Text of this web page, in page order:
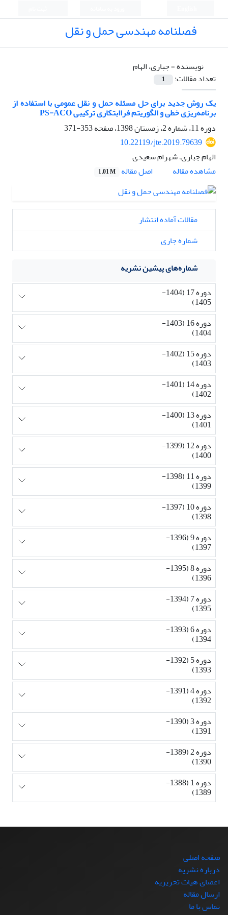
فصلنامه مهندسی حمل و نقل
نویسنده =جباری، الهام
تعداد مقالات:
1
یک روش جدید برای حل مسئله حمل و نقل عمومی با استفاده از
برنامه‌ریزی خطی و الگوریتم فراابتکاری ترکیبی PS-ACO
دوره 11، شماره 2، زمستان 1398، صفحه
353-371
10.22119/jte.2019.79639
الهام جباری، شهرام سعیدی
مشاهده مقاله
اصل مقاله 1.01 M
مقالات آماده انتشار
شماره جاری
شماره‌های پیشین نشریه
دوره 17 (1404-
1405)
دوره 16 (1403-
1404)
دوره 15 (1402-
1403)
دوره 14 (1401-
1402)
دوره 13 (1400-
1401)
دوره 12 (1399-
1400)
دوره 11 (1398-
1399)
دوره 10 (1397-
1398)
دوره 9 (1396-
1397)
دوره 8 (1395-
1396)
دوره 7 (1394-
1395)
دوره 6 (1393-
1394)
دوره 5 (1392-
1393)
دوره 4 (1391-
1392)
دوره 3 (1390-
1391)
دوره 2 (1389-
1390)
دوره 1 (1388-
1389)
صفحه اصلی
درباره نشریه
اعضای هیات تحریریه
ارسال مقاله
تماس با ما